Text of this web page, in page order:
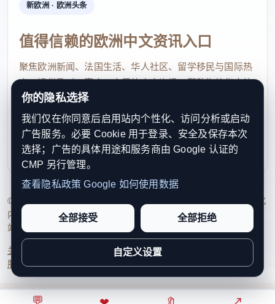
💬
国家移民局介绍，一季度，全国移民管理机构为中外
澳台居民、海外华侨免费提供身份核验服务2324万人
次；受理中外人员咨询等179.7万人次，平均满意率达
到99.4%。
多让“数据跑腿”，办事更省心。河南等多地试点推行
网上办理外国人旅馆以外住宿登记，电子边境管理区
通行证几天后也将启用……更多事项“网上办”“全国通
办”，政务服务效能持续提升。
敞开的大门，让世界共享发展机遇。
今年一季度，全国共查验出入境交通运输工具1009.8
人签证证件40.6万证次。
新欧洲 · 欧洲头条
值得信赖的欧洲中文资讯入口
聚焦欧洲新闻、法国生活、华人社区、留学移民与国际热
点，提供及时、真实、实用的中文资讯，帮助海外华人快
速了解欧洲动态。
contact@xinouzhou.com
服务支持、版权与合作：工作日优先处理站务、投稿与权
利通知
© 2026 新欧洲·欧洲头条. All Rights Reserved. 本网站持续优化
内容透明度、联系方式与用户权利说明，以提升品牌信任感和
站点完整度。
关于我们 编辑规范日期归档隐私政策
服务条款联系我们
你的隐私选择
我们仅在你同意后启用站内个性化、访问分析或启动
广告服务。必要 Cookie 用于登录、安全及保存本次
选择；广告的具体用途和服务商由 Google 认证的
CMP 另行管理。
查看隐私政策 Google 如何使用数据
全部接受 全部拒绝
自定义设置